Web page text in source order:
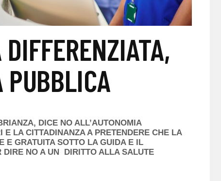
DICE NO ALL’AUTONOMIA
E LA CITTADINANZA A PRETENDERE CHE LA
E GRATUITA SOTTO LA GUIDA E IL
DIRE NO A UN DIRITTO ALLA SALUTE